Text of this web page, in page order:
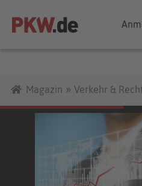
Inhalt
Magazin » Verkehr &